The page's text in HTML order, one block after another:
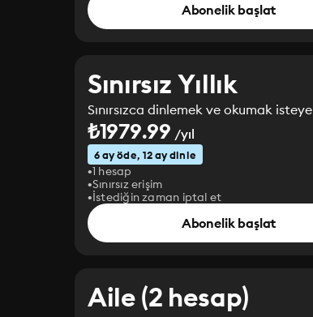
Abonelik başlat
Sınırsız Yıllık
Sınırsızca dinlemek ve okumak
₺1979.99 /yıl
6 ay öde, 12 ay dinle
1 hesap
Sınırsız erişim
İstediğin zaman iptal et
Abonelik başlat
Aile (2 hesap)